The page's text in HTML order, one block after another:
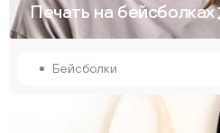
Печать на бейсболках
Бейсболки